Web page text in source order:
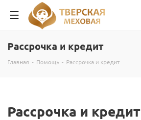
Рассрочка и кредит
Главная - Помощь - Рассрочка и кредит
Рассрочка и кредит